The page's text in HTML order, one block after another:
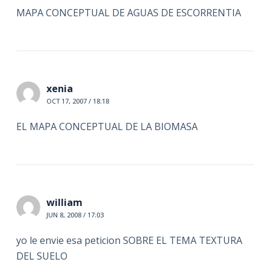
MAPA CONCEPTUAL DE AGUAS DE ESCORRENTIA
xenia
OCT 17, 2007 / 18:18
EL MAPA CONCEPTUAL DE LA BIOMASA
william
JUN 8, 2008 / 17:03
yo le envie esa peticion SOBRE EL TEMA TEXTURA
DEL SUELO